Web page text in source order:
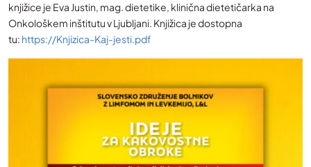
knjižice je Eva Justin, mag. dietetike, klinična dietetičarka na
Onkološkem inštitutu v Ljubljani. Knjižica je dostopna
tu: https://Knjizica-Kaj-jesti.pdf